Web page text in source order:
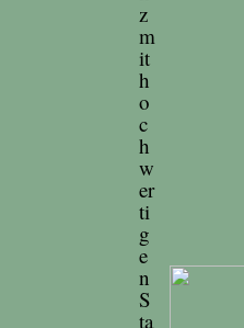
z
m
it
h
o
c
h
w
er
ti
g
e
n
S
ta